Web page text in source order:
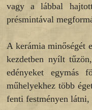
vagy a lábbal
présmintával
A kerámia minőségét
kezdetben nyílt
edényeket egymás
műhelyekhez több
fenti festményen